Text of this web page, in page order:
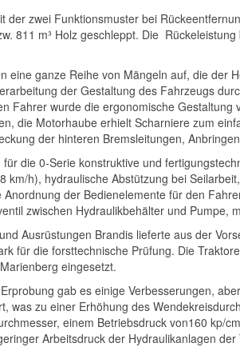
der zwei Funktionsmuster bei
811 m³ Holz geschleppt. Die
eine ganze Reihe von Mängeln auf, die der
der Gestaltung des Fahrzeugs
Fahrer wurde die ergonomische
die Motorhaube erhielt Scharniere zum
der hinteren Bremsleitungen,
die 0-Serie konstruktive und
km/h), hydraulische Abstützung bei
Anordnung der Bedienelemente für den
zwischen Hydraulikbehälter und Pumpe,
Ausrüstungen Brandis lieferte aus der
für die forsttechnische Prüfung. Die
eingesetzt.
gab es einige Verbesserungen,
was zu einer Erhöhung des
einem Betriebsdruck von160 kp/
Arbeitsdruck der Hydraulikanlagen